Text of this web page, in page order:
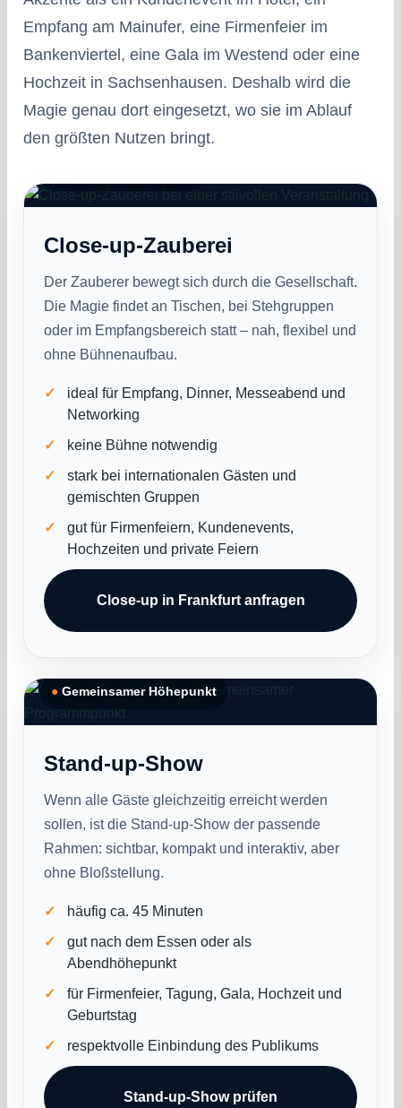
Empfang am Mainufer, eine Firmenfeier im
Bankenviertel, eine Gala im Westend oder eine
Hochzeit in Sachsenhausen. Deshalb wird die
Magie genau dort eingesetzt, wo sie im Ablauf
den größten Nutzen bringt.
Close-up-Zauberei
Der Zauberer bewegt sich durch die Gesellschaft.
Die Magie findet an Tischen, bei Stehgruppen
oder im Empfangsbereich statt – nah, flexibel und
ohne Bühnenaufbau.
ideal für Empfang, Dinner, Messeabend und
Networking
keine Bühne notwendig
stark bei internationalen Gästen und
gemischten Gruppen
gut für Firmenfeiern, Kundenevents,
Hochzeiten und private Feiern
Close-up in Frankfurt anfragen
● Gemeinsamer Höhepunkt
Stand-up-Show
Wenn alle Gäste gleichzeitig erreicht werden
sollen, ist die Stand-up-Show der passende
Rahmen: sichtbar, kompakt und interaktiv, aber
ohne Bloßstellung.
häufig ca. 45 Minuten
gut nach dem Essen oder als
Abendhöhepunkt
für Firmenfeier, Tagung, Gala, Hochzeit und
Geburtstag
respektvolle Einbindung des Publikums
Stand-up-Show prüfen